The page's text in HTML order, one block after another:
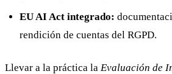
EU AI Act integrado:
rendición de cuentas del RGPD.
Llevar a la práctica la Evaluación de